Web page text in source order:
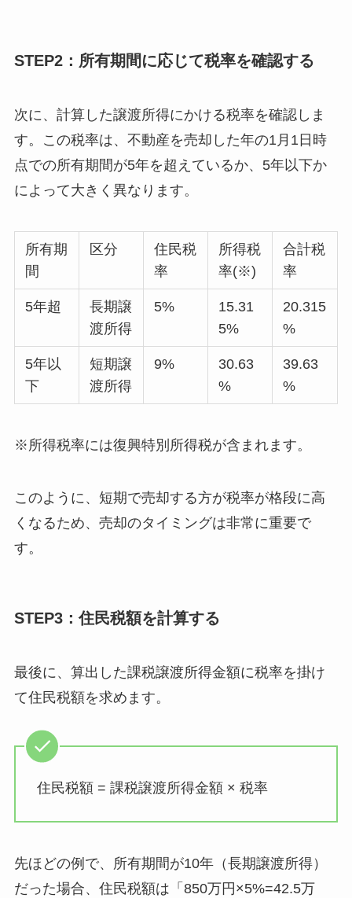
STEP2：所有期間に応じて税率を確認する
次に、計算した譲渡所得にかける税率を確認しま
す。この税率は、不動産を売却した年の1月1日時
点での所有期間が5年を超えているか、5年以下か
によって大きく異なります。
所有期
間
区分
住民税
率
所得税
率(※)
合計税
率
5年超
長期譲
渡所得
5%
15.31
5%
20.315
%
5年以
下
短期譲
渡所得
9%
30.63
%
39.63
%
※所得税率には復興特別所得税が含まれます。
このように、短期で売却する方が税率が格段に高
くなるため、売却のタイミングは非常に重要で
す。
STEP3：住民税額を計算する
最後に、算出した課税譲渡所得金額に税率を掛け
て住民税額を求めます。
住民税額 = 課税譲渡所得金額 × 税率
先ほどの例で、所有期間が10年（長期譲渡所得）
だった場合、住民税額は「850万円×5%=42.5万